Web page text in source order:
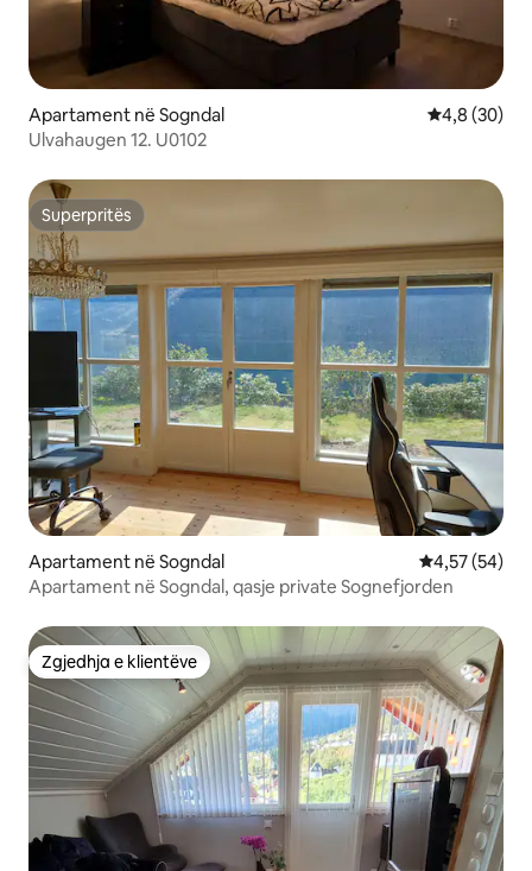
Apartament në Sogndal Vlerësimi
4,8 (30)
Ulvahaugen 12. U0102
Superpritës
Superpritës
Apartament në Sogndal Vlerësimi
4,57 (54)
Apartament në Sogndal, qasje private Sognefjorden
Zgjedhja e klientëve
Zgjedhja e klientëve